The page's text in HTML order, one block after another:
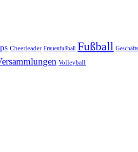
Cheerleader Frauenfußball Fußball
Volleyball